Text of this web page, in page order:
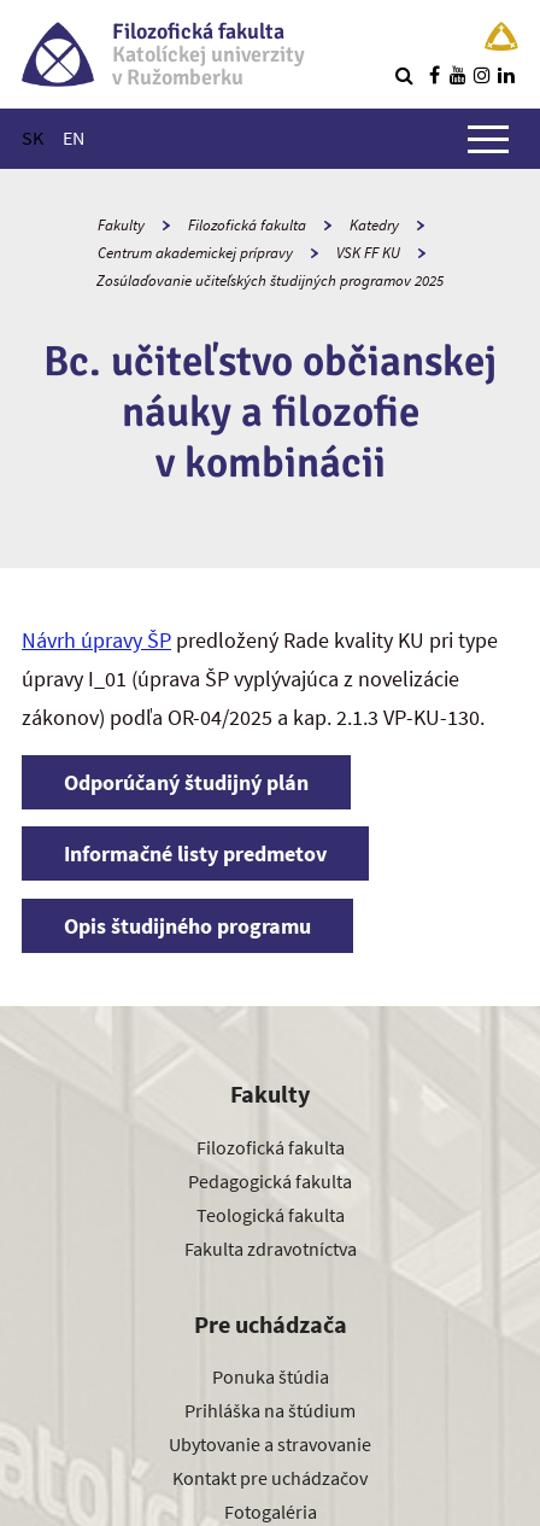
Filozofická fakulta
Katolíckej univerzity
v Ružomberku
SK EN
Hlavné menu
Fakulty Filozofická fakulta
Katedry
Centrum akademickej prípravy
VSK FF KU
Zosúlaďovanie učiteľských študijných programov 2025
Bc. učiteľstvo občianskej
náuky a filozofie
v kombinácii
Návrh úpravy ŠP predložený Rade kvality KU pri type
úpravy I_01 (úprava ŠP vyplývajúca z novelizácie
zákonov) podľa OR-04/2025 a kap. 2.1.3 VP-KU-130.
Odporúčaný študijný plán
Informačné listy predmetov
Opis študijného programu
Fakulty
Filozofická fakulta
Pedagogická fakulta
Teologická fakulta
Fakulta zdravotníctva
Pre uchádzača
Ponuka štúdia
Prihláška na štúdium
Ubytovanie a stravovanie
Kontakt pre uchádzačov
Fotogaléria